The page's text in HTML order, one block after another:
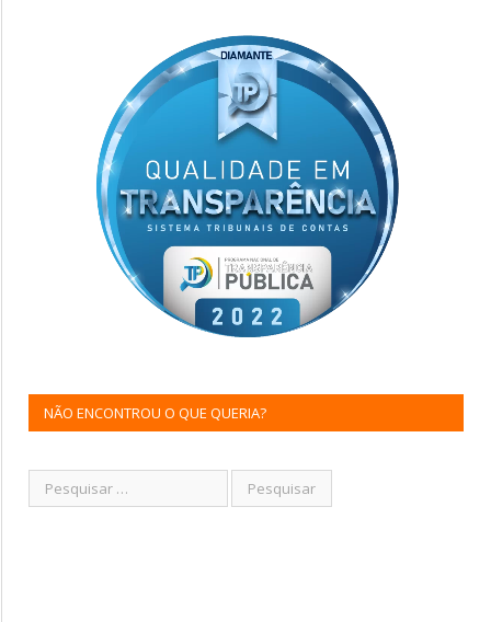
NÃO ENCONTROU O QUE QUERIA?